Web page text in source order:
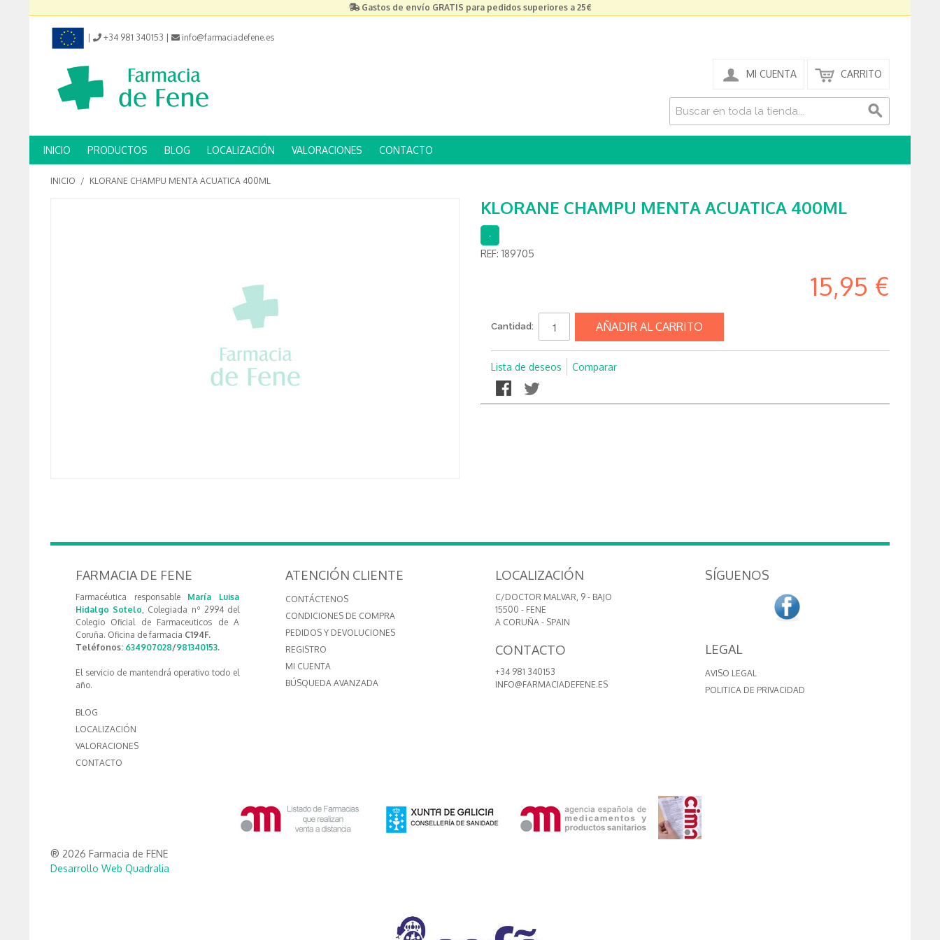
Gastos de envío GRATIS para pedidos superiores a 25€
+34 981 340153 info@farmaciadefene.es
MI CUENTA CARRITO
INICIO PRODUCTOS BLOG LOCALIZACIÓN VALORACIONES CONTACTO
INICIO / KLORANE CHAMPU MENTA ACUATICA 400ML
KLORANE CHAMPU MENTA ACUATICA 400ML
-
REF: 189705
15,95 €
Cantidad: AÑADIR AL CARRITO
Lista de deseos Comparar
FARMACIA DE FENE
Farmacéutica responsable María Luisa
Hidalgo Sotelo, Colegiada nº 2994 del
Colegio Oficial de Farmaceuticos de A
Coruña. Oficina de farmacia C194F.
Teléfonos: 634907028/981340153.
El servicio de mantendrá operativo todo el
año.
BLOG
LOCALIZACIÓN
VALORACIONES
CONTACTO
ATENCIÓN CLIENTE
CONTÁCTENOS
CONDICIONES DE COMPRA
PEDIDOS Y DEVOLUCIONES
REGISTRO
MI CUENTA
BÚSQUEDA AVANZADA
LOCALIZACIÓN
C/DOCTOR MALVAR, 9 - BAJO
15500 - FENE
A CORUÑA - SPAIN
CONTACTO
+34 981 340153
INFO@FARMACIADEFENE.ES
SÍGUENOS
LEGAL
AVISO LEGAL
POLITICA DE PRIVACIDAD
® 2026 Farmacia de FENE
Desarrollo Web Quadralia